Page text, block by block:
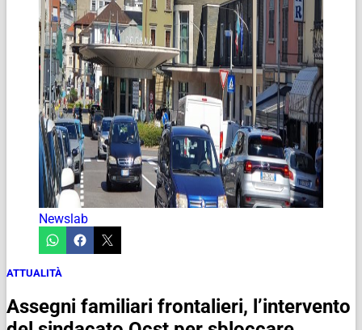
Newslab
ATTUALITÀ
Assegni familiari frontalieri, l’intervento